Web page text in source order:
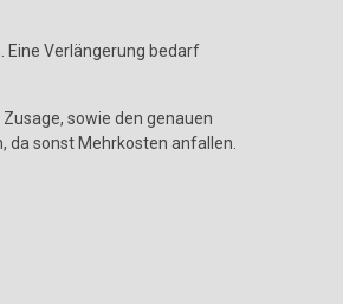
Eine Verlängerung bedarf
sowie den genauen
da sonst Mehrkosten anfallen.